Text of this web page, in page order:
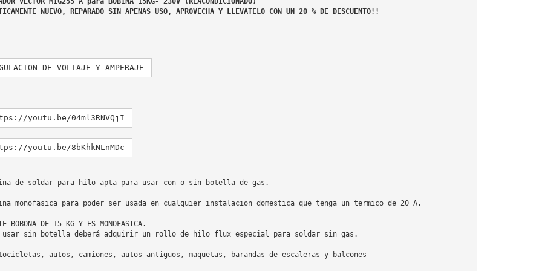
DE VOLTAJE Y AMPERAJE
youtu.be/04ml3RNVQjI
youtu.be/8bKhkNLnMDc
de soldar para hilo apta para usar con o sin botella de gas.
monofasica para poder ser usada en cualquier instalacion domestica que tenga un termico de 20 A.
BOBONA DE 15 KG Y ES MONOFASICA.
usar sin botella deberá adquirir un rollo de hilo flux especial para soldar sin gas.
autos, camiones, autos antiguos, maquetas, barandas de escaleras y balcones